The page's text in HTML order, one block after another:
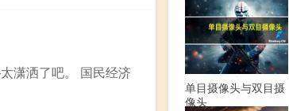
潇洒了吧。 国民经济
单目摄像头与双目摄
像头